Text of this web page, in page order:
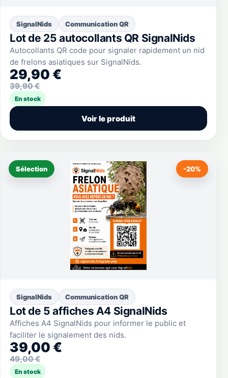
SignalNids Communication QR
Lot de 25 autocollants QR SignalNids
Autocollants QR code pour signaler rapidement un nid
de frelons asiatiques sur SignalNids.
29,90 €
39,90 €
En stock
Voir le produit
Sélection -20%
SignalNids Communication QR
Lot de 5 affiches A4 SignalNids
Affiches A4 SignalNids pour informer le public et
faciliter le signalement des nids.
39,00 €
49,00 €
En stock